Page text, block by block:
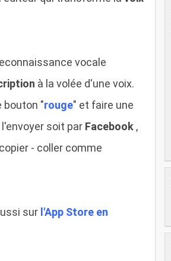
vocale
à la volée d'une voix.
bouton "rouge" et faire une
soit par Facebook ,
- coller comme
sur l'App Store en